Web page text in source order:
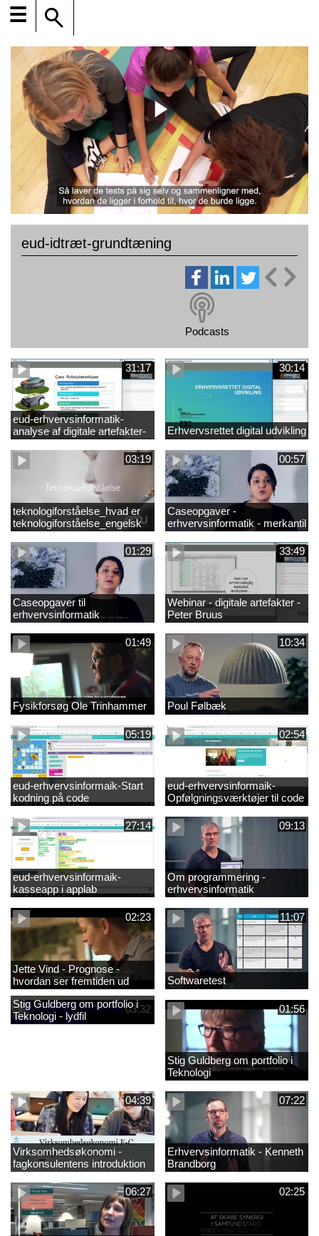
☰
eud-idtræt-grundtæning
Podcasts
31:17
eud-erhvervsinformatik-
analyse af digitale artefakter-
30:14
Erhvervsrettet digital udvikling
03:19
teknologiforståelse_hvad er
teknologiforståelse_engelsk
00:57
Caseopgaver -
erhvervsinformatik - merkantil
01:29
Caseopgaver til
erhvervsinformatik
33:49
Webinar - digitale artefakter -
Peter Bruus
01:49
Fysikforsøg Ole Trinhammer
10:34
Poul Følbæk
05:19
eud-erhvervsinformaik-Start
kodning på code
02:54
eud-erhvervsinformaik-
Opfølgningsværktøjer til code
27:14
eud-erhvervsinformaik-
kasseapp i applab
09:13
Om programmering -
erhvervsinformatik
02:23
Jette Vind - Prognose -
hvordan ser fremtiden ud
11:07
Softwaretest
03:32
Stig Guldberg om portfolio i
Teknologi - lydfil
01:56
Stig Guldberg om portfolio i
Teknologi
04:39
Virksomhedsøkonomi -
fagkonsulentens introduktion
til faget 2
07:22
Erhvervsinformatik - Kenneth
Brandborg
06:27 02:25